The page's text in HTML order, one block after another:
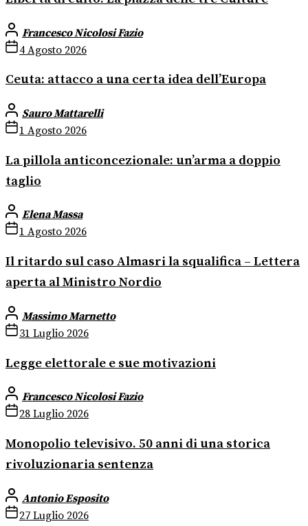
Francesco Nicolosi Fazio
4 Agosto 2026
Ceuta: attacco a una certa idea dell’Europa
Sauro Mattarelli
1 Agosto 2026
La pillola anticoncezionale: un’arma a doppio
taglio
Elena Massa
1 Agosto 2026
Il ritardo sul caso Almasri la squalifica – Lettera
aperta al Ministro Nordio
Massimo Marnetto
31 Luglio 2026
Legge elettorale e sue motivazioni
Francesco Nicolosi Fazio
28 Luglio 2026
Monopolio televisivo. 50 anni di una storica
rivoluzionaria sentenza
Antonio Esposito
27 Luglio 2026